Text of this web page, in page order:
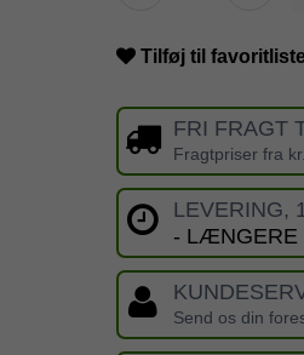
Tilføj til
FRI FRAGT
Fragtpriser fra
LEVERING,
- LÆNGERE
Send os din